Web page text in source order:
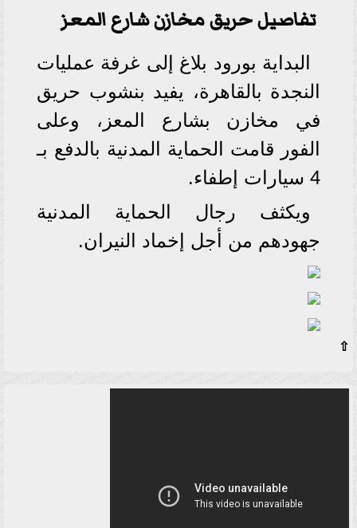
تفاصيل حريق مخازن شارع المعز
البداية بورود بلاغ إلى غرفة عمليات
النجدة بالقاهرة، يفيد بنشوب حريق
في مخازن بشارع المعز، وعلى
الفور قامت الحماية المدنية بالدفع بـ
4 سيارات إطفاء.
ويكثف رجال الحماية المدنية
جهودهم من أجل إخماد النيران.
⇧